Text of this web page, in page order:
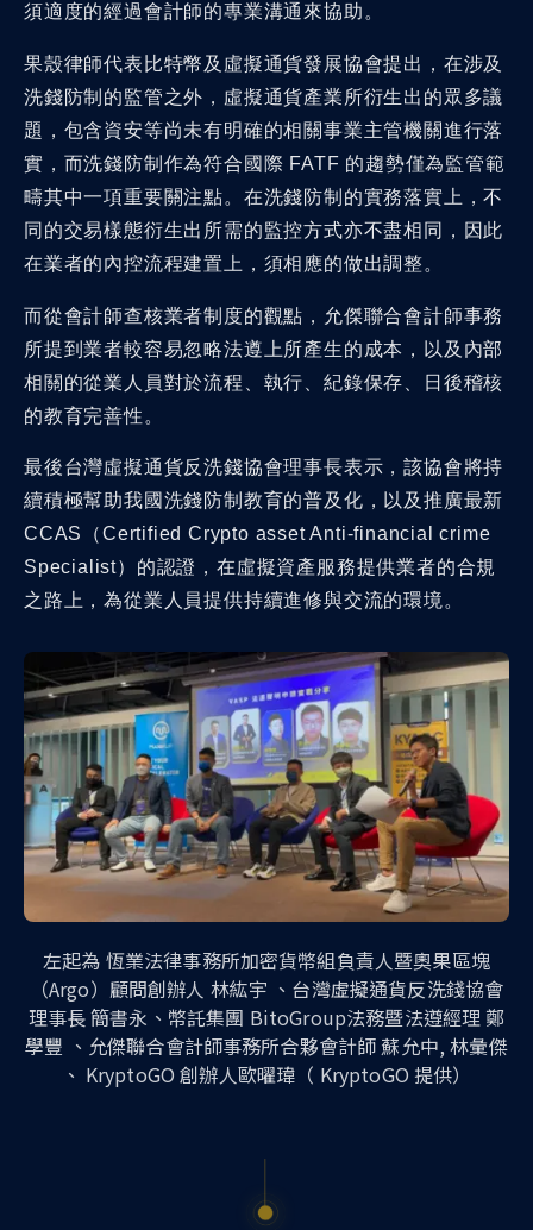
須適度的經過會計師的專業溝通來協助。
果殼律師代表比特幣及虛擬通貨發展協會提出，在涉及
洗錢防制的監管之外，虛擬通貨產業所衍生出的眾多議
題，包含資安等尚未有明確的相關事業主管機關進行落
實，而洗錢防制作為符合國際 FATF 的趨勢僅為監管範
疇其中一項重要關注點。在洗錢防制的實務落實上，不
同的交易樣態衍生出所需的監控方式亦不盡相同，因此
在業者的內控流程建置上，須相應的做出調整。
而從會計師查核業者制度的觀點，允傑聯合會計師事務
所提到業者較容易忽略法遵上所產生的成本，以及內部
相關的從業人員對於流程、執行、紀錄保存、日後稽核
的教育完善性。
最後台灣虛擬通貨反洗錢協會理事長表示，該協會將持
續積極幫助我國洗錢防制教育的普及化，以及推廣最新
CCAS（Certified Crypto asset Anti-financial crime
Specialist）的認證，在虛擬資產服務提供業者的合規
之路上，為從業人員提供持續進修與交流的環境。
左起為 恆業法律事務所加密貨幣組負責人暨奧果區塊
（Argo）顧問創辦人 林紘宇 、台灣虛擬通貨反洗錢協會
理事長 簡書永、幣託集團 BitoGroup法務暨法遵經理 鄭
學豐 、允傑聯合會計師事務所合夥會計師 蘇允中, 林彙傑
、 KryptoGO 創辦人歐曜瑋（ KryptoGO 提供）